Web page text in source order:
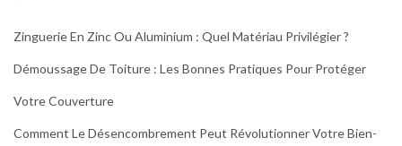
Zinguerie En Zinc Ou Aluminium : Quel Matériau Privilégier ?
Démoussage De Toiture : Les Bonnes Pratiques Pour Protéger
Votre Couverture
Comment Le Désencombrement Peut Révolutionner Votre Bien-